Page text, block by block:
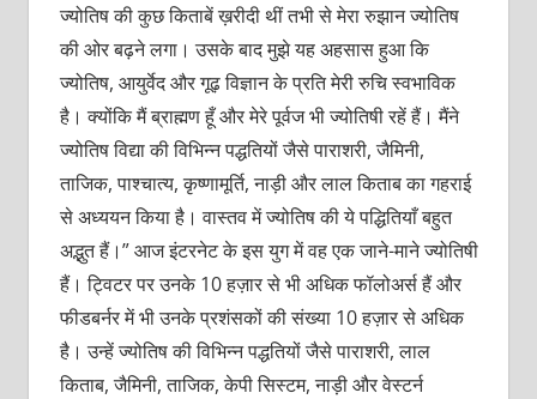
ज्योतिष की कुछ किताबें ख़रीदी थीं तभी से मेरा रुझान ज्योतिष
की ओर बढ़ने लगा। उसके बाद मुझे यह अहसास हुआ कि
ज्योतिष, आयुर्वेद और गूढ़ विज्ञान के प्रति मेरी रुचि स्वभाविक
है। क्योंकि मैं ब्राह्मण हूँ और मेरे पूर्वज भी ज्योतिषी रहें हैं। मैंने
ज्योतिष विद्या की विभिन्न पद्धतियों जैसे पाराशरी, जैमिनी,
ताजिक, पाश्चात्य, कृष्णामूर्ति, नाड़ी और लाल किताब का गहराई
से अध्ययन किया है। वास्तव में ज्योतिष की ये पद्धितियाँ बहुत
अद्भुत हैं।” आज इंटरनेट के इस युग में वह एक जाने-माने ज्योतिषी
हैं। ट्विटर पर उनके 10 हज़ार से भी अधिक फॉलोअर्स हैं और
फीडबर्नर में भी उनके प्रशंसकों की संख्या 10 हज़ार से अधिक
है। उन्हें ज्योतिष की विभिन्न पद्धतियों जैसे पाराशरी, लाल
किताब, जैमिनी, ताजिक, केपी सिस्टम, नाड़ी और वेस्टर्न